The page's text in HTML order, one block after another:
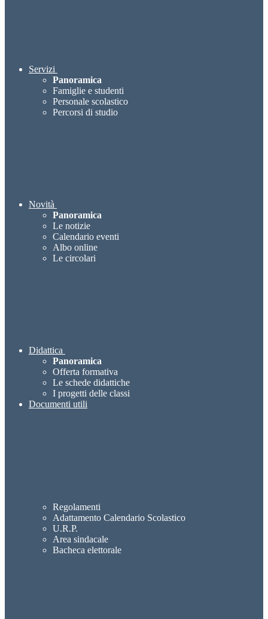
Servizi
Panoramica
Famiglie e studenti
Personale scolastico
Percorsi di studio
Novità
Panoramica
Le notizie
Calendario eventi
Albo online
Le circolari
Didattica
Panoramica
Offerta formativa
Le schede didattiche
I progetti delle classi
Documenti utili
Regolamenti
Adattamento Calendario Scolastico
U.R.P.
Area sindacale
Bacheca elettorale